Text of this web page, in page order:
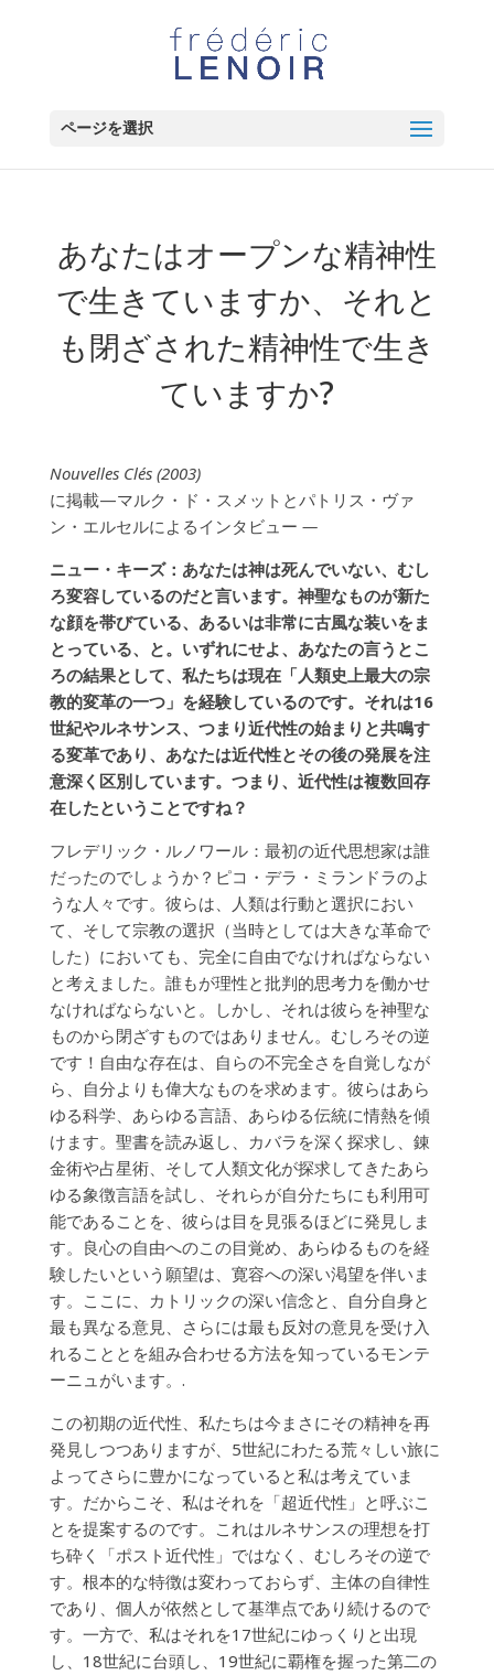
ページを選択
あなたはオープンな精神性
で生きていますか、それと
も閉ざされた精神性で生き
ていますか?
Nouvelles Clés (2003)
に掲載—マルク・ド・スメットとパトリス・ヴァ
ン・エルセルによるインタビュー —
ニュー・キーズ：あなたは神は死んでいない、むし
ろ変容しているのだと言います。神聖なものが新た
な顔を帯びている、あるいは非常に古風な装いをま
とっている、と。いずれにせよ、あなたの言うとこ
ろの結果として、私たちは現在「人類史上最大の宗
教的変革の一つ」を経験しているのです。それは16
世紀やルネサンス、つまり近代性の始まりと共鳴す
る変革であり、あなたは近代性とその後の発展を注
意深く区別しています。つまり、近代性は複数回存
在したということですね？
フレデリック・ルノワール：最初の近代思想家は誰
だったのでしょうか？ピコ・デラ・ミランドラのよ
うな人々です。彼らは、人類は行動と選択におい
て、そして宗教の選択（当時としては大きな革命で
した）においても、完全に自由でなければならない
と考えました。誰もが理性と批判的思考力を働かせ
なければならないと。しかし、それは彼らを神聖な
ものから閉ざすものではありません。むしろその逆
です！自由な存在は、自らの不完全さを自覚しなが
ら、自分よりも偉大なものを求めます。彼らはあら
ゆる科学、あらゆる言語、あらゆる伝統に情熱を傾
けます。聖書を読み返し、カバラを深く探求し、錬
金術や占星術、そして人類文化が探求してきたあら
ゆる象徴言語を試し、それらが自分たちにも利用可
能であることを、彼らは目を見張るほどに発見しま
す。良心の自由へのこの目覚め、あらゆるものを経
験したいという願望は、寛容への深い渇望を伴いま
す。ここに、カトリックの深い信念と、自分自身と
最も異なる意見、さらには最も反対の意見を受け入
れることとを組み合わせる方法を知っているモンテ
ーニュがいます。.
この初期の近代性、私たちは今まさにその精神を再
発見しつつありますが、5世紀にわたる荒々しい旅に
よってさらに豊かになっていると私は考えていま
す。だからこそ、私はそれを「超近代性」と呼ぶこ
とを提案するのです。これはルネサンスの理想を打
ち砕く「ポスト近代性」ではなく、むしろその逆で
す。根本的な特徴は変わっておらず、主体の自律性
であり、個人が依然として基準点であり続けるので
す。一方で、私はそれを17世紀にゆっくりと出現
し、18世紀に台頭し、19世紀に覇権を握った第二の